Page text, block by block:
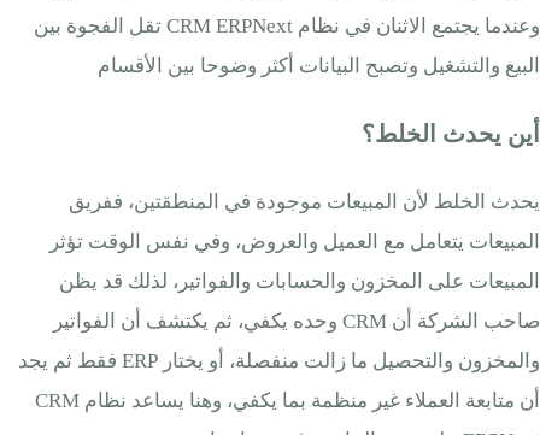
وعندما يجتمع الاثنان في نظام CRM ERPNext تقل الفجوة بين
البيع والتشغيل وتصبح البيانات أكثر وضوحا بين الأقسام
أين يحدث الخلط؟
يحدث الخلط لأن المبيعات موجودة في المنطقتين، ففريق
المبيعات يتعامل مع العميل والعروض، وفي نفس الوقت تؤثر
المبيعات على المخزون والحسابات والفواتير، لذلك قد يظن
صاحب الشركة أن CRM وحده يكفي، ثم يكتشف أن الفواتير
والمخزون والتحصيل ما زالت منفصلة، أو يختار ERP فقط ثم يجد
أن متابعة العملاء غير منظمة بما يكفي، وهنا يساعد نظام CRM